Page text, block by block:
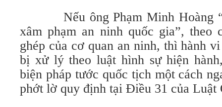
Nếu ông Phạm Minh Hoàng
xâm phạm an ninh quốc gia”, theo
ghép của cơ quan an ninh, thì hành
bị xử lý theo luật hình sự hiện
biện pháp tước quốc tịch một cách
phớt lờ quy định tại Điều 31 của Luật